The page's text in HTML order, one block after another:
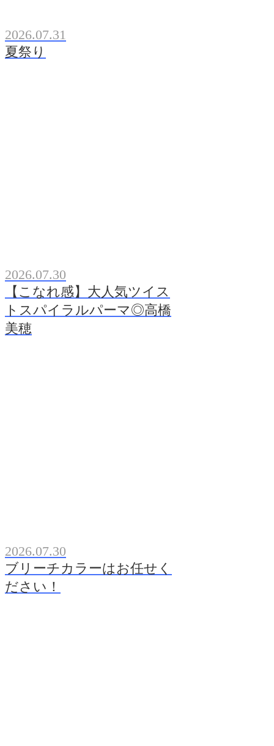
2026.07.31
夏祭り
2026.07.30
【こなれ感】大人気ツイス
トスパイラルパーマ◎高橋
美穂
2026.07.30
ブリーチカラーはお任せく
ださい！